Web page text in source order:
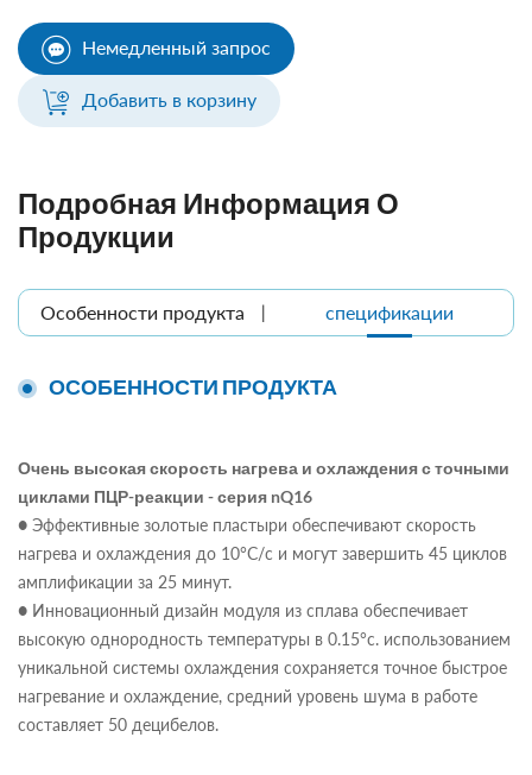
Немедленный запрос
Добавить в корзину
Подробная Информация О
Продукции
Особенности продукта спецификации
ОСОБЕННОСТИ ПРОДУКТА
Очень высокая скорость нагрева и охлаждения с точными
циклами ПЦР-реакции - серия nQ16
● Эффективные золотые пластыри обеспечивают скорость
нагрева и охлаждения до 10°C/с и могут завершить 45 циклов
амплификации за 25 минут.
● Инновационный дизайн модуля из сплава обеспечивает
высокую однородность температуры в 0.15°c. использованием
уникальной системы охлаждения сохраняется точное быстрое
нагревание и охлаждение, средний уровень шума в работе
составляет 50 децибелов.